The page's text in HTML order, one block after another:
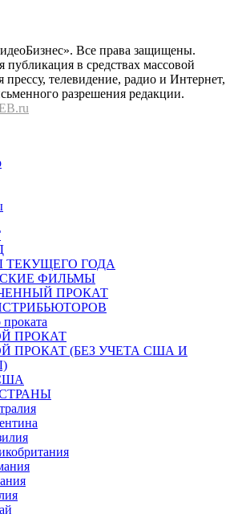
Все права защищены.
публикация в средствах массовой
телевидение, радио и Интернет,
разрешения редакции.
ГОДА
ФИЛЬМЫ
ПРОКАТ
ПРОКАТ
ПРОКАТ (БЕЗ УЧЕТА США И